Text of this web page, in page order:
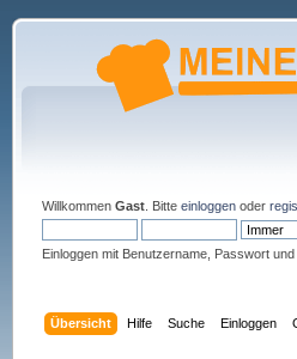
Willkommen Gast. Bitte einloggenoder
Einloggen mit Benutzername, Passwort
Übersicht Hilfe Suche Einloggen